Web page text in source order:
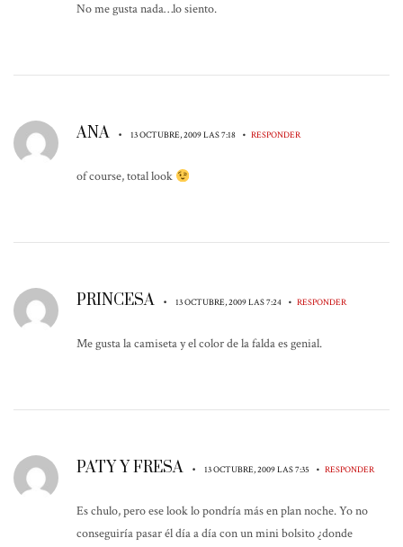
No me gusta nada…lo siento.
ANA • 13 OCTUBRE, 2009 LAS 7:18 • RESPONDER
of course, total look
PRINCESA • 13 OCTUBRE, 2009 LAS 7:24 • RESPONDER
Me gusta la camiseta y el color de la falda es genial.
PATY Y FRESA • 13 OCTUBRE, 2009 LAS 7:35 • RESPONDER
Es chulo, pero ese look lo pondría más en plan noche. Yo no
conseguiría pasar él día a día con un mini bolsito ¿donde